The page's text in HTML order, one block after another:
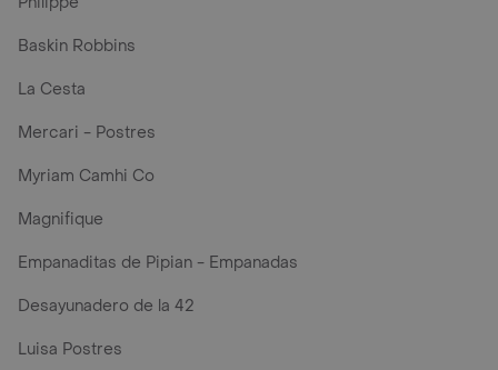
Baskin Robbins
La Cesta
Mercari - Postres
Myriam Camhi Co
Magnifique
Empanaditas de Pipian - Empanadas
Desayunadero de la 42
Luisa Postres